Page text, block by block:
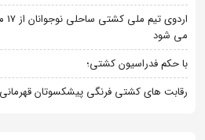
می شود
با حکم فدراسیون کشتی؛
رقابت های کشتی فرنگی پیشکسوتان